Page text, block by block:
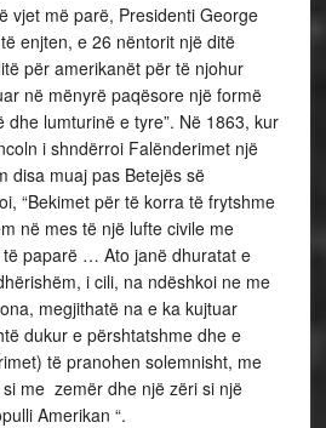
vjet më parë, Presidenti George
enjten, e 26 nëntorit një ditë
për amerikanët për të njohur
në mënyrë paqësore një formë
dhe lumturinë e tyre”. Në 1863, kur
i shndërroi Falënderimet një
disa muaj pas Betejës së
“Bekimet për të korra të frytshme
në mes të një lufte civile me
paparë … Ato janë dhuratat e
i cili, na ndëshkoi ne me
megjithatë na e ka kujtuar
dukur e përshtatshme dhe e
të pranohen solemnisht, me
me zemër dhe një zëri si një
Amerikan “.